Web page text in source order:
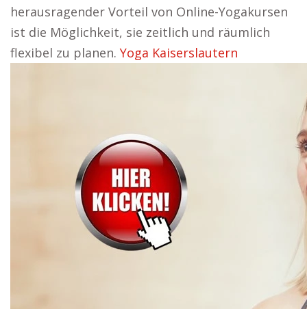
herausragender Vorteil von Online-Yogakursen
ist die Möglichkeit, sie zeitlich und räumlich
flexibel zu planen. Yoga Kaiserslautern